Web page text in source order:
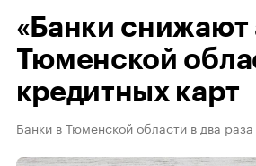
«Банки снижают
Тюменской
кредитных карт
Банки в Тюменской области в два